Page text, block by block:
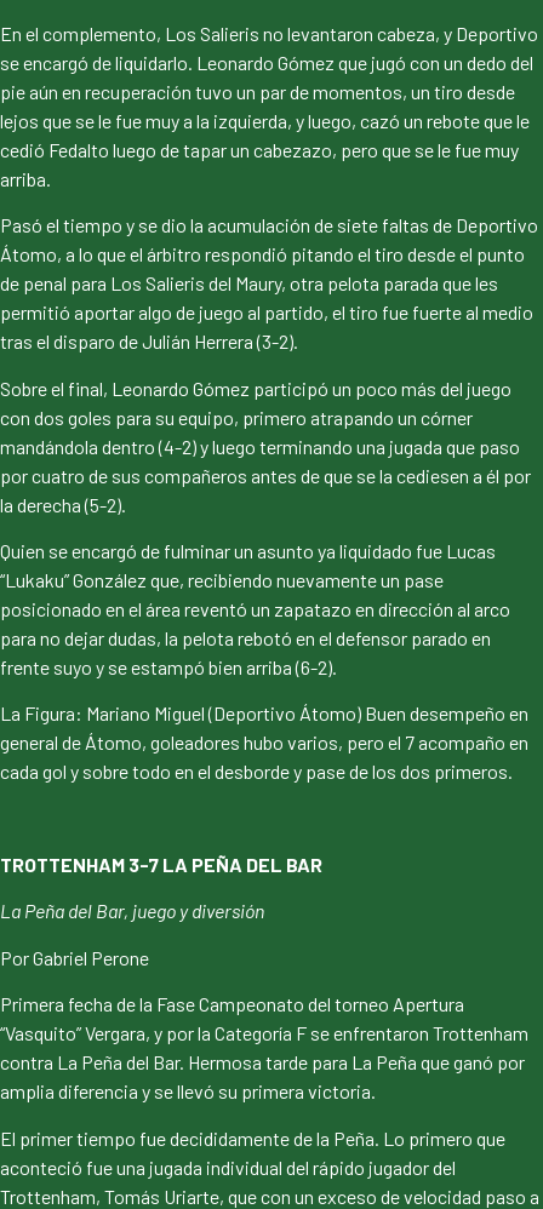
En el complemento, Los Salieris no levantaron cabeza, y Deportivo
se encargó de liquidarlo. Leonardo Gómez que jugó con un dedo del
pie aún en recuperación tuvo un par de momentos, un tiro desde
lejos que se le fue muy a la izquierda, y luego, cazó un rebote que le
cedió Fedalto luego de tapar un cabezazo, pero que se le fue muy
arriba.
Pasó el tiempo y se dio la acumulación de siete faltas de Deportivo
Átomo, a lo que el árbitro respondió pitando el tiro desde el punto
de penal para Los Salieris del Maury, otra pelota parada que les
permitió aportar algo de juego al partido, el tiro fue fuerte al medio
tras el disparo de Julián Herrera (3-2).
Sobre el final, Leonardo Gómez participó un poco más del juego
con dos goles para su equipo, primero atrapando un córner
mandándola dentro (4-2) y luego terminando una jugada que paso
por cuatro de sus compañeros antes de que se la cediesen a él por
la derecha (5-2).
Quien se encargó de fulminar un asunto ya liquidado fue Lucas
“Lukaku” González que, recibiendo nuevamente un pase
posicionado en el área reventó un zapatazo en dirección al arco
para no dejar dudas, la pelota rebotó en el defensor parado en
frente suyo y se estampó bien arriba (6-2).
La Figura: Mariano Miguel (Deportivo Átomo) Buen desempeño en
general de Átomo, goleadores hubo varios, pero el 7 acompaño en
cada gol y sobre todo en el desborde y pase de los dos primeros.
TROTTENHAM 3-7 LA PEÑA DEL BAR
La Peña del Bar, juego y diversión
Por Gabriel Perone
Primera fecha de la Fase Campeonato del torneo Apertura
“Vasquito” Vergara, y por la Categoría F se enfrentaron Trottenham
contra La Peña del Bar. Hermosa tarde para La Peña que ganó por
amplia diferencia y se llevó su primera victoria.
El primer tiempo fue decididamente de la Peña. Lo primero que
aconteció fue una jugada individual del rápido jugador del
Trottenham, Tomás Uriarte, que con un exceso de velocidad paso a